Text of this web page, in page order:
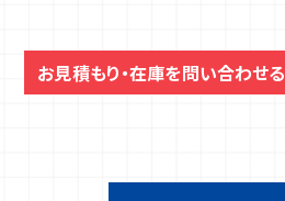
お見積もり・在庫を問い合わせる